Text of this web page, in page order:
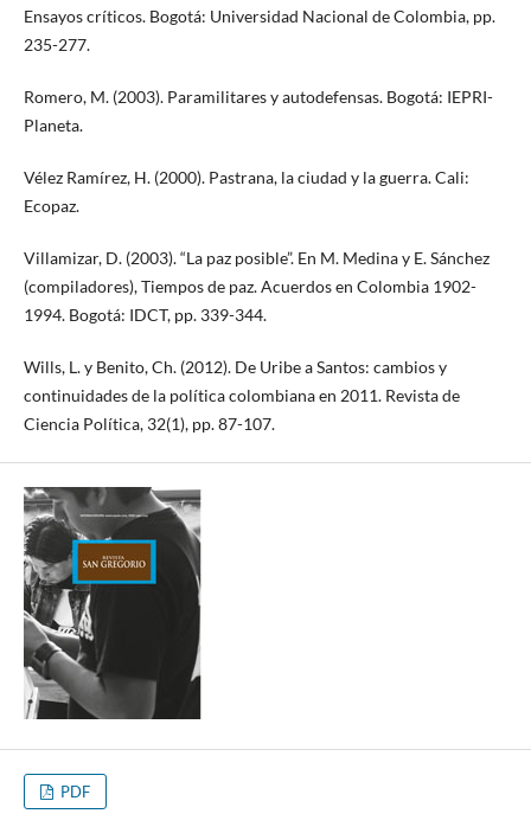
Ensayos críticos. Bogotá: Universidad Nacional de Colombia, pp.
235-277.
Romero, M. (2003). Paramilitares y autodefensas. Bogotá: IEPRI-
Planeta.
Vélez Ramírez, H. (2000). Pastrana, la ciudad y la guerra. Cali:
Ecopaz.
Villamizar, D. (2003). “La paz posible”. En M. Medina y E. Sánchez
(compiladores), Tiempos de paz. Acuerdos en Colombia 1902-
1994. Bogotá: IDCT, pp. 339-344.
Wills, L. y Benito, Ch. (2012). De Uribe a Santos: cambios y
continuidades de la política colombiana en 2011. Revista de
Ciencia Política, 32(1), pp. 87-107.
PDF